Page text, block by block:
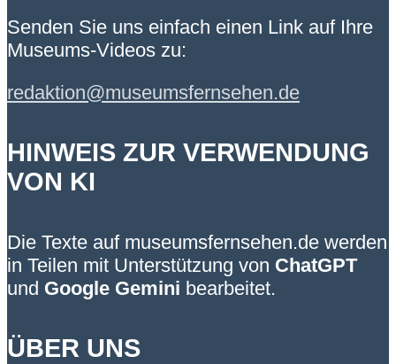
Senden Sie uns einfach einen Link auf Ihre
Museums-Videos zu:
redaktion@museumsfernsehen.de
HINWEIS ZUR VERWENDUNG
VON KI
Die Texte auf museumsfernsehen.de werden
in Teilen mit Unterstützung von ChatGPT
und Google Gemini bearbeitet.
ÜBER UNS